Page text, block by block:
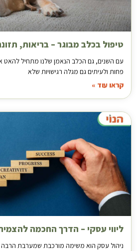
טיפול בכלב מבוגר – בריאות,
עם השנים, גם הכלב הנאמן שלנו מתחיל להאט
פחות ולעיתים גם מגלה רגישויות שלא
קראו עוד »
ליווי עסקי – הדרך החכמה
ניהול עסק הוא משימה מורכבת שמערבת הרבה